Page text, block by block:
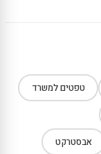
טפטים למשרד
אבסטרקט